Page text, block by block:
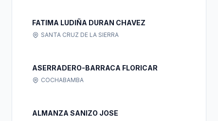
FATIMA LUDIÑA DURAN CHAVEZ
SANTA CRUZ DE LA SIERRA
ASERRADERO-BARRACA FLORICAR
COCHABAMBA
ALMANZA SANIZO JOSE